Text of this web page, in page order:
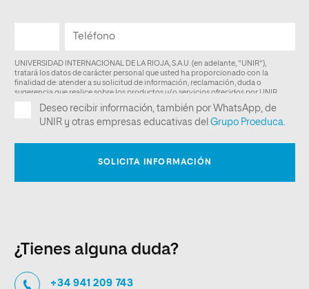
¿Tienes alguna duda?
+34 941 209 743